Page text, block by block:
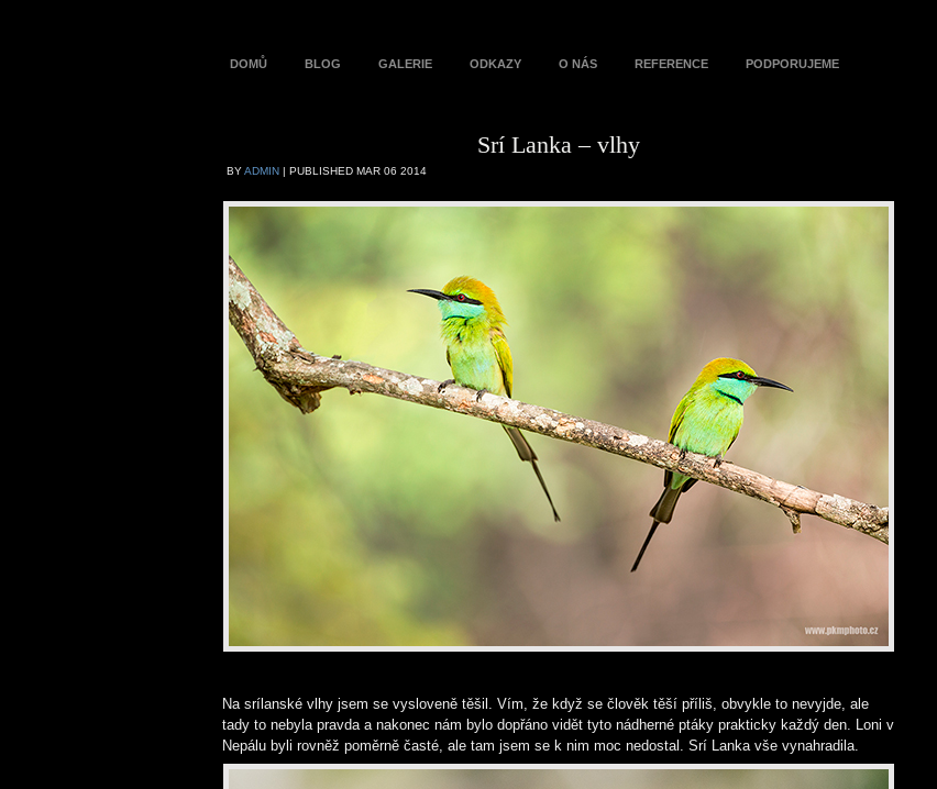
DOMŮ BLOG GALERIE ODKAZY O NÁS REFERENCE PODPORUJEME
Srí Lanka – vlhy
BYADMIN | PUBLISHED MAR 06 2014
Na srílanské vlhy jsem se vysloveně těšil. Vím, že když se člověk těší příliš, obvykle to nevyjde, ale
tady to nebyla pravda a nakonec nám bylo dopřáno vidět tyto nádherné ptáky prakticky každý den. Loni v
Nepálu byli rovněž poměrně časté, ale tam jsem se k nim moc nedostal. Srí Lanka vše vynahradila.